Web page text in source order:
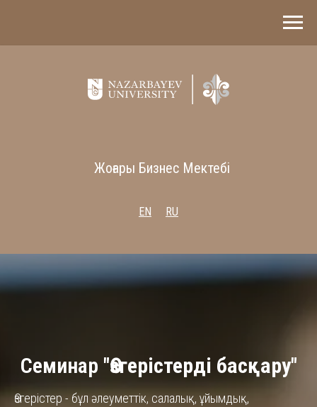
Жоғары Бизнес Мектебі
EN RU
Семинар "Өзгерістерді басқару"
Өзгерістер - бұл әлеуметтік, салалық, ұйымдық,